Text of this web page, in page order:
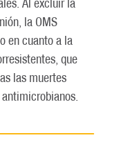
la OMS
en cuanto a la
que
las muertes